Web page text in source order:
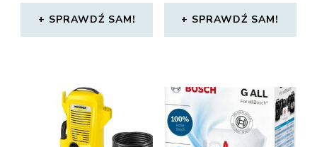
SPRAWDŹ SAM! SPRAWDŹ SAM!